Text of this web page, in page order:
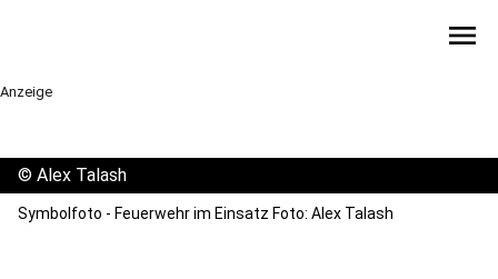
menu
Anzeige
© Alex Talash
Symbolfoto - Feuerwehr im Einsatz Foto: Alex Talash